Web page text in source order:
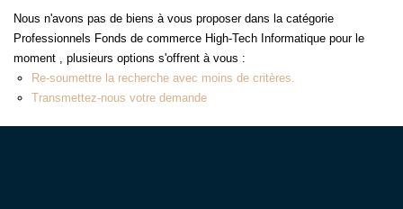
ESTIMATION
AGENCE
Créer une alerte
Nous n'avons pas de biens à vous proposer dans la catégorie
Professionnels Fonds de commerce High-Tech Informatique pour le
moment , plusieurs options s'offrent à vous :
Re-soumettre la recherche avec moins de critères.
Transmettez-nous votre demande